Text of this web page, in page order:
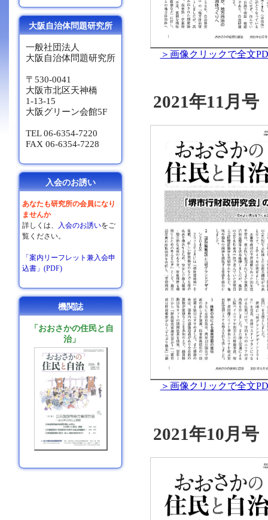
＞画像クリックで全文
2021年11月
＞画像クリックで全文
2021年10月
大阪自治体問題研究所
一般社団法人
大阪自治体問題研究所
〒530-0041
大阪市北区天神橋
1-13-15
大阪グリーン会館5F
TEL 06-6354-7220
FAX 06-6354-7228
入会のお誘い
あなたも研究所の会員になり
ませんか
詳しくは、
入会のお誘いをご
覧ください。
「案内リーフレット兼入会申
込書」(PDF)
機関誌
「おおさかの住民と自
治」